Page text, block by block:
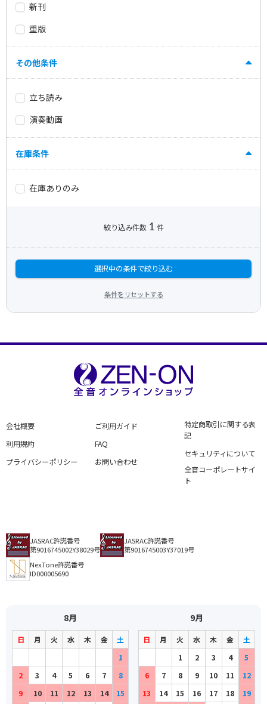
新刊
重版
その他条件
立ち読み
演奏動画
在庫条件
在庫ありのみ
絞り込み件数 1 件
選択中の条件で絞り込む
条件をリセットする
会社概要
利用規約
プライバシーポリシー
ご利用ガイド
FAQ
お問い合わせ
特定商取引に関する表
記
セキュリティについて
全音コーポレートサイ
ト
JASRAC許諾番号
第9016745002Y38029号
JASRAC許諾番号
第9016745003Y37019号
NexTone許諾番号
ID000005690
8月
日 月 火 水 木 金
土
1
2
3 4 5 6 7
8
9
10 11 12 13 14 15
9月
日 月 火 水 木 金
土
1
2 3 4
5
6
7 8 9 10 11
12
13
14 15 16 17 18 19